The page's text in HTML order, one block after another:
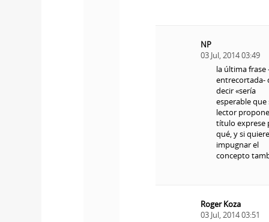
NP
03 Jul, 2014 03:49
la última frase
entrecortada-
decir «sería
esperable que
lector
título exprese
qué, y si quiere
impugnar el
concepto
Roger Koza
03 Jul, 2014 03:51